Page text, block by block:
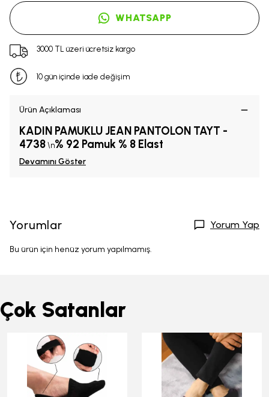
WHATSAPP
3000 TL üzeri ücretsiz kargo
10 gün içinde iade değişim
Ürün Açıklaması
KADIN PAMUKLU JEAN PANTOLON TAYT -
4738 \n% 92 Pamuk % 8 Elast
Devamını Göster
Yorumlar Yorum Yap
Bu ürün için henüz yorum yapılmamış.
Çok Satanlar